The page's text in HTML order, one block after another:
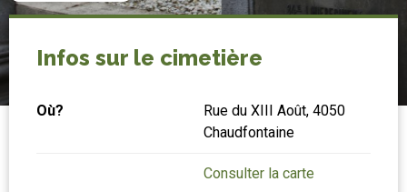
Accueil
Belgian
War
Dead
Register
Chaudfontaine
Infos sur le cimetière
Où?
Rue du XIII Août, 4050
Chaudfontaine
Consulter la carte